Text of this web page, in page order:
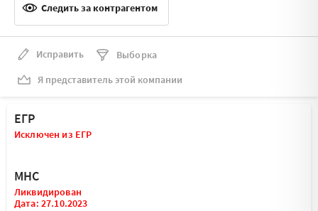
Словения
Франция
Швеция
Мальта
Следить за контрагентом
Исправить
Выборка
Я представитель этой компании
ЕГР
Исключен из ЕГР
МНС
Ликвидирован
Дата: 27.10.2023